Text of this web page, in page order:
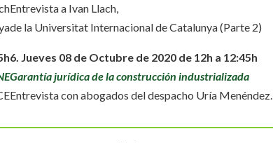
Entrevista a Ivan Llach,
de la Universitat Internacional de Catalunya (Parte 2)
6. Jueves 08 de Octubre de 2020 de 12h a 12:45h
Garantía jurídica de la construcción industrializada
Entrevista con abogados del despacho Uría Menéndez.